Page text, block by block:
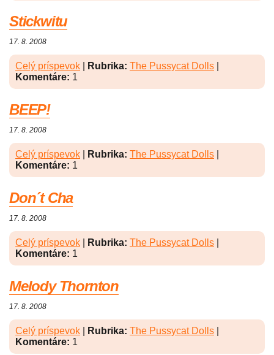
Stickwitu
17. 8. 2008
Celý príspevok Rubrika: The Pussycat Dolls
Komentáre: 1
BEEP!
17. 8. 2008
Celý príspevok Rubrika: The Pussycat Dolls
Komentáre: 1
Don´t Cha
17. 8. 2008
Celý príspevok Rubrika: The Pussycat Dolls
Komentáre: 1
Melody Thornton
17. 8. 2008
Celý príspevok Rubrika: The Pussycat Dolls
Komentáre: 1